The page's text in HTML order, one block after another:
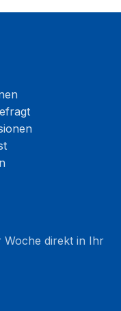
Woche direkt in Ihr